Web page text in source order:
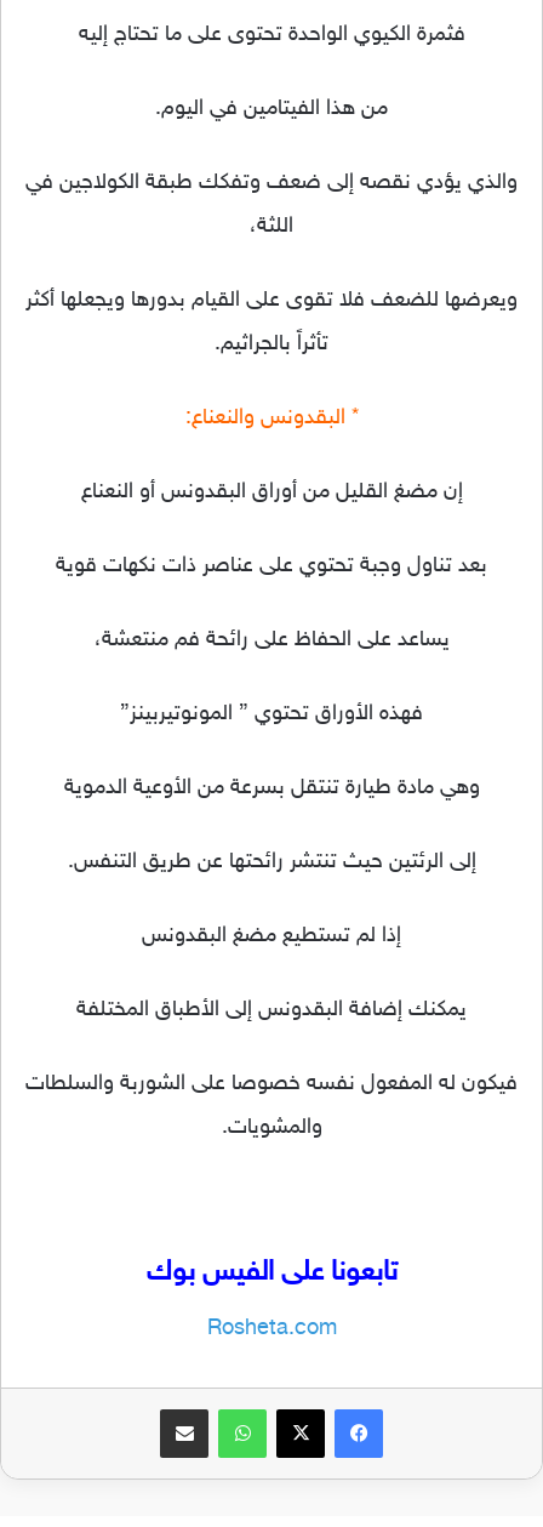
فثمرة الكيوي الواحدة تحتوى على ما تحتاج إليه
من هذا الفيتامين في اليوم.
والذي يؤدي نقصه إلى ضعف وتفكك طبقة الكولاجين في
اللثة،
ويعرضها للضعف فلا تقوى على القيام بدورها ويجعلها أكثر
تأثراً بالجراثيم.
* البقدونس والنعناع:
إن مضغ القليل من أوراق البقدونس أو النعناع
بعد تناول وجبة تحتوي على عناصر ذات نكهات قوية
يساعد على الحفاظ على رائحة فم منتعشة،
فهذه الأوراق تحتوي ” المونوتيربينز”
وهي مادة طيارة تنتقل بسرعة من الأوعية الدموية
إلى الرئتين حيث تنتشر رائحتها عن طريق التنفس.
إذا لم تستطيع مضغ البقدونس
يمكنك إضافة البقدونس إلى الأطباق المختلفة
فيكون له المفعول نفسه خصوصا على الشوربة والسلطات
والمشويات.
تابعونا على الفيس بوك
Rosheta.com
فيسبوك واتساب